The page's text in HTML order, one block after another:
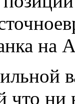
на
что ни